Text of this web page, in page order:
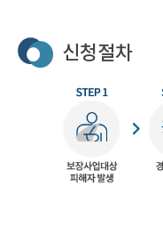
신청절차